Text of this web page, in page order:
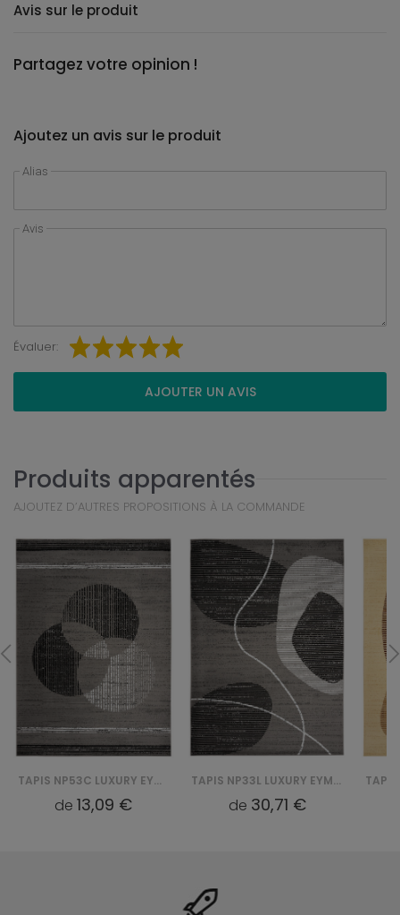
Avis sur le produit
Partagez votre opinion !
Ajoutez un avis sur le produit
Alias
Avis
Évaluer:
AJOUTER UN AVIS
Produits apparentés
AJOUTEZ D’AUTRES PROPOSITIONS À LA COMMANDE
TAPIS NP53C LUXURY EYM - SZARY
de13,09 €
TAPIS NP33L LUXURY EYM - SZARY
de 30,71 €